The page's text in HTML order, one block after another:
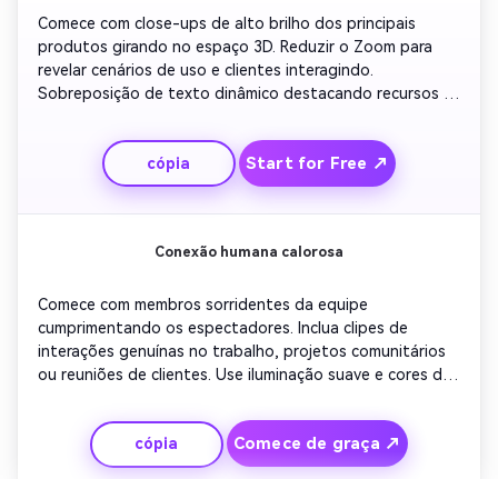
Comece com close-ups de alto brilho dos principais
produtos girando no espaço 3D. Reduzir o Zoom para
revelar cenários de uso e clientes interagindo.
Sobreposição de texto dinâmico destacando recursos
para um estilo avançado em tecnologia. Mantenha um
ritmo elegante com música sincronizada com ritmo.
Conclua com seu logotipo e slogan brilhando com
cópia Start for Free ↗
Conexão humana calorosa
Comece com membros sorridentes da equipe
cumprimentando os espectadores. Inclua clipes de
interações genuínas no trabalho, projetos comunitários
ou reuniões de clientes. Use iluminação suave e cores de
mencionando confiança, trabalho em equipe e impacto.
Misture panelas suaves com transições cinematográficas.
Terminar com a sua equipe acenando ou a mensagem da
cópia Comece de graça ↗